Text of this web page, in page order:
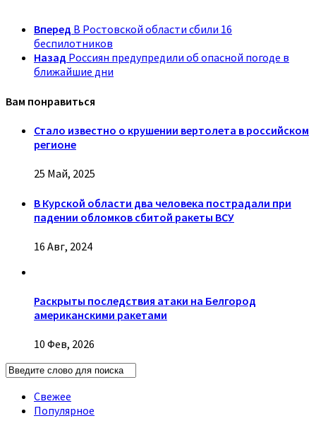
Вперед В Ростовской области сбили 16
беспилотников
Назад Россиян предупредили об опасной погоде в
ближайшие дни
Вам понравиться
Стало известно о крушении вертолета в российском
регионе
25 Май, 2025
В Курской области два человека пострадали при
падении обломков сбитой ракеты ВСУ
16 Авг, 2024
Раскрыты последствия атаки на Белгород
американскими ракетами
10 Фев, 2026
Свежее
Популярное